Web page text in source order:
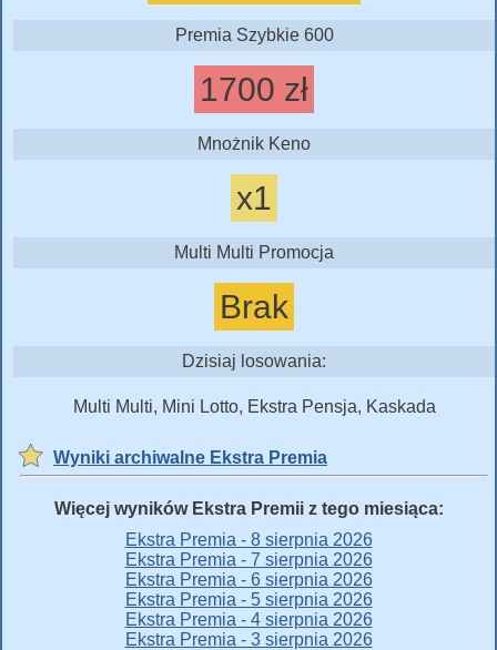
Premia Szybkie 600
1700 zł
Mnożnik Keno
x1
Multi Multi Promocja
Brak
Dzisiaj losowania:
Multi Multi, Mini Lotto, Ekstra Pensja, Kaskada
Wyniki archiwalne Ekstra Premia
Więcej wyników Ekstra Premii z tego miesiąca:
Ekstra Premia - 8 sierpnia 2026
Ekstra Premia - 7 sierpnia 2026
Ekstra Premia - 6 sierpnia 2026
Ekstra Premia - 5 sierpnia 2026
Ekstra Premia - 4 sierpnia 2026
Ekstra Premia - 3 sierpnia 2026